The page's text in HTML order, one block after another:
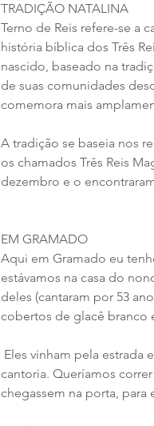
TRADIÇÃO NATALINA
Terno de Reis refere-se a
história bíblica dos Três
nascido, baseado na
de suas comunidades
comemora mais
A tradição se baseia nos
os chamados Três Reis
dezembro e o
EM GRAMADO
Aqui em Gramado eu
estávamos na casa do
deles (cantaram por 53
cobertos de glacê branco
cantoria. Queríamos
chegassem na porta,